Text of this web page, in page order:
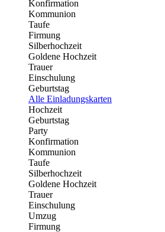
Konfirmation
Kommunion
Taufe
Firmung
Silberhochzeit
Goldene Hochzeit
Trauer
Einschulung
Geburtstag
Alle Einladungskarten
Hochzeit
Geburtstag
Party
Konfirmation
Kommunion
Taufe
Silberhochzeit
Goldene Hochzeit
Trauer
Einschulung
Umzug
Firmung